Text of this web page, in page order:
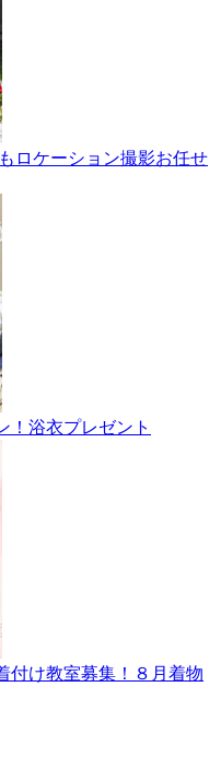
ロケーション撮影お任せ
！浴衣プレゼント
付け教室募集！８月着物